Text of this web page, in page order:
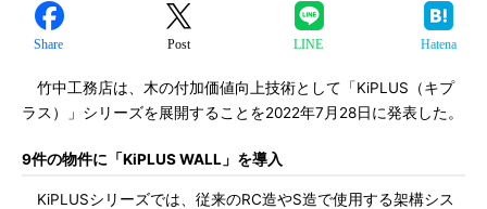
Share Post LINE Hatena
竹中工務店は、木の付加価値向上技術として「KiPLUS（キプ
ラス）」シリーズを展開することを2022年7月28日に発表した。
9件の物件に「KiPLUS WALL」を導入
KiPLUSシリーズでは、従来のRC造やS造で使用する架構シス